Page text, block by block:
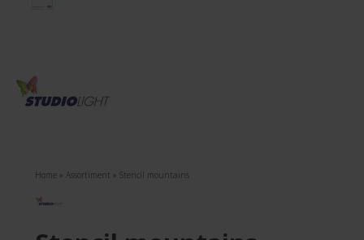
Home » Assortiment » Stencil mountains